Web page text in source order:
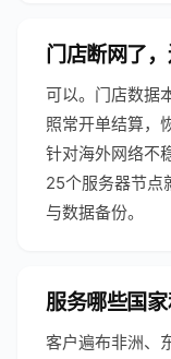
门店断网了，
可以。门店数据
照常开单结算，
针对海外网络不
25个服务器节点
与数据备份。
服务哪些国家
客户遍布非洲、